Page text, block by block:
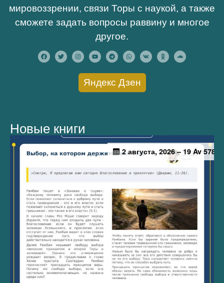
мировоззрении, связи Торы с наукой, а также
сможете задать вопросы раввину и многое
другое.
Яндекс Дзен
Новые книги